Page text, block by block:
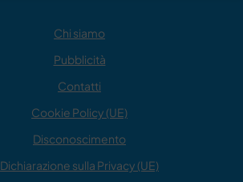
Chi siamo
Pubblicità
Contatti
Cookie Policy (UE)
Disconoscimento
Dichiarazione sulla Privacy (UE)